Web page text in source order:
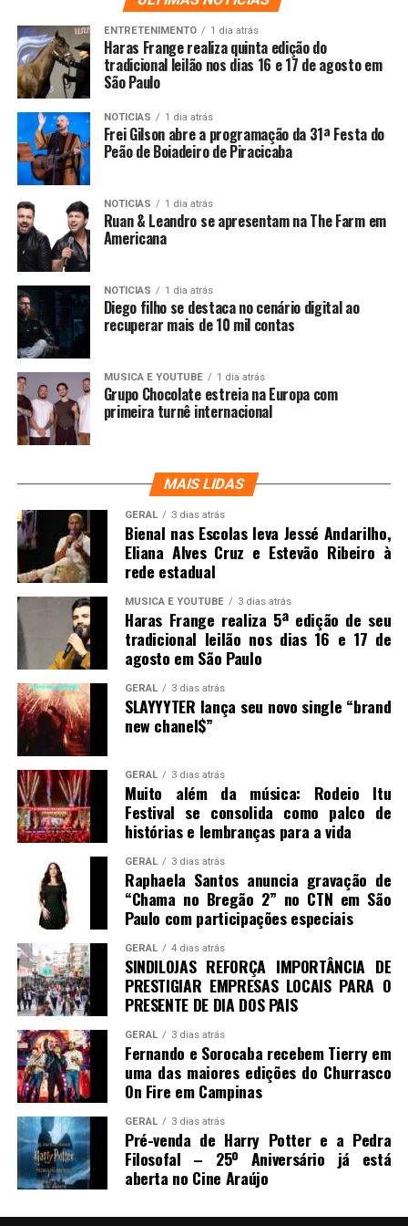
ENTRETENIMENTO 1 dia atrás
Haras Frange realiza quinta edição do
tradicional leilão nos dias 16 e 17 de agosto em
São Paulo
NOTICIAS 1 dia atrás
Frei Gilson abre a programação da 31ª Festa do
Peão de Boiadeiro de Piracicaba
NOTICIAS 1 dia atrás
Ruan & Leandro se apresentam na The Farm em
Americana
NOTICIAS 1 dia atrás
Diego filho se destaca no cenário digital ao
recuperar mais de 10 mil contas
MUSICA E YOUTUBE 1 dia atrás
Grupo Chocolate estreia na Europa com
primeira turnê internacional
MAIS LIDAS
GERAL 3 dias atrás
Bienal nas Escolas leva Jessé Andarilho,
Eliana Alves Cruz e Estevão Ribeiro à
rede estadual
MUSICA E YOUTUBE 3 dias atrás
Haras Frange realiza 5ª edição de seu
tradicional leilão nos dias 16 e 17 de
agosto em São Paulo
GERAL 3 dias atrás
SLAYYYTER lança seu novo single “brand
new chanel$”
GERAL 3 dias atrás
Muito além da música: Rodeio Itu
Festival se consolida como palco de
histórias e lembranças para a vida
GERAL 3 dias atrás
Raphaela Santos anuncia gravação de
“Chama no Bregão 2” no CTN em São
Paulo com participações especiais
GERAL 4 dias atrás
SINDILOJAS REFORÇA IMPORTÂNCIA DE
PRESTIGIAR EMPRESAS LOCAIS PARA O
PRESENTE DE DIA DOS PAIS
GERAL 3 dias atrás
Fernando e Sorocaba recebem Tierry em
uma das maiores edições do Churrasco
On Fire em Campinas
GERAL 3 dias atrás
Pré-venda de Harry Potter e a Pedra
Filosofal – 25º Aniversário já está
aberta no Cine Araújo